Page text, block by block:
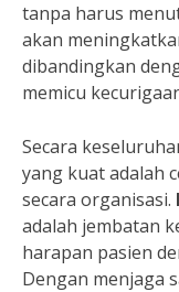
tanpa harus
akan
dibandingkan
memicu
Secara
yang kuat adalah
secara organisasi.
adalah jembatan
harapan pasien
Dengan menjaga